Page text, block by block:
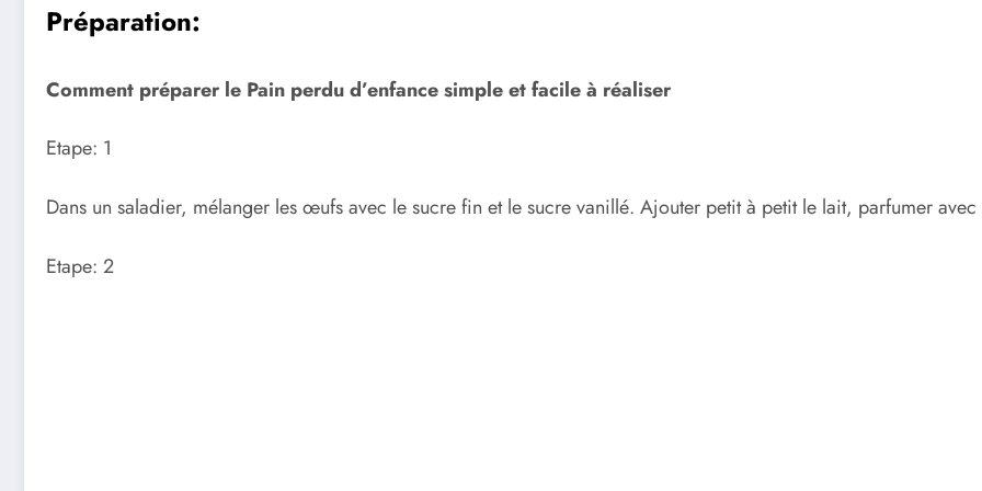
Préparation:
Comment préparer le Pain perdu d’enfance simple et facile à réaliser
Etape: 1
Dans un saladier, mélanger les œufs avec le sucre fin et le sucre vanillé. Ajouter petit à petit le lait, parfumer
Etape: 2